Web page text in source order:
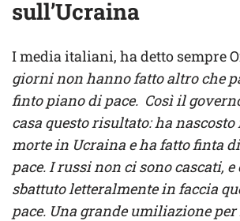
sull’Ucraina
I media italiani, ha detto sempre
giorni non hanno fatto altro che
finto piano di pace. Così il
casa questo risultato: ha
morte in Ucraina e ha fatto finta
pace. I russi non ci sono cascati,
sbattuto letteralmente in faccia
pace. Una grande umiliazione